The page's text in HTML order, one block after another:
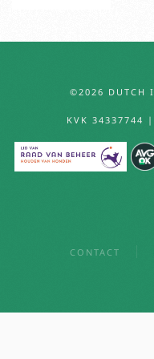
©2026 DUTCH
KVK 34337744
CONTACT